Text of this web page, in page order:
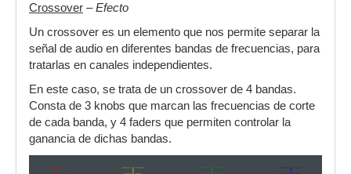
Crossover –Efecto
Un crossover es un elemento que nos permite separar la
señal de audio en diferentes bandas de frecuencias, para
tratarlas en canales independientes.
En este caso, se trata de un crossover de 4 bandas.
Consta de 3 knobs que marcan las frecuencias de corte
de cada banda, y 4 faders que permiten controlar la
ganancia de dichas bandas.